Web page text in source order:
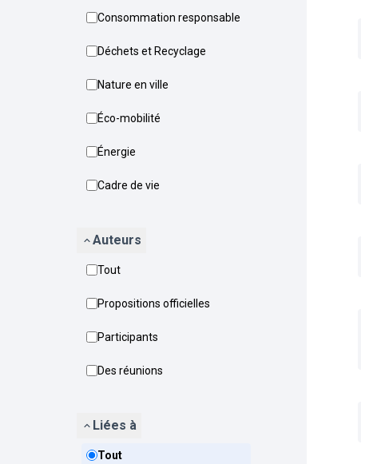
Consommation responsable
Déchets et Recyclage
Nature en ville
Éco-mobilité
Énergie
Cadre de vie
Auteurs
Tout
Propositions officielles
Participants
Des réunions
Liées à
Tout